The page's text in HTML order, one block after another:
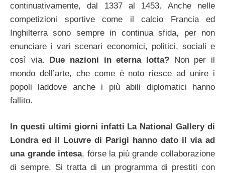
continuativamente, dal 1337 al 1453. Anche nelle
competizioni sportive come il calcio Francia ed
Inghilterra sono sempre in continua sfida, per non
enunciare i vari scenari economici, politici, sociali e
così via. Due nazioni in eterna lotta? Non per il
mondo dell’arte, che come è noto riesce ad unire i
popoli laddove anche i più abili diplomatici hanno
fallito.
In questi ultimi giorni infatti La National Gallery di
Londra ed il Louvre di Parigi hanno dato il via ad
una grande intesa, forse la più grande collaborazione
di sempre. Si tratta di un programma di prestiti con